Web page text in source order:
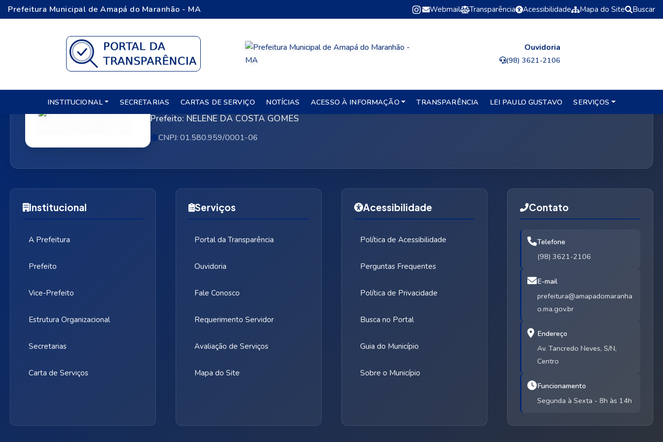
Prefeitura Municipal de Amapá do Maranhão - MA Webmail Transparência Acessibilidade Mapa do Site Buscar
Ouvidoria
(98) 3621-2106
INSTITUCIONAL SECRETARIAS CARTAS DE SERVIÇO NOTÍCIAS ACESSO À INFORMAÇÃO TRANSPARÊNCIA LEI PAULO GUSTAVO SERVIÇOS
Prefeitura Municipal de Amapá do Maranhão - MA
Prefeito: NELENE DA COSTA GOMES
CNPJ: 01.580.959/0001-06
Institucional
A Prefeitura
Prefeito
Vice-Prefeito
Estrutura Organizacional
Secretarias
Carta de Serviços
Serviços
Portal da Transparência
Ouvidoria
Fale Conosco
Requerimento Servidor
Avaliação de Serviços
Mapa do Site
Acessibilidade
Política de Acessibilidade
Perguntas Frequentes
Política de Privacidade
Busca no Portal
Guia do Município
Sobre o Município
Contato
Telefone
(98) 3621-2106
E-mail
prefeitura@amapadomaranha
o.ma.gov.br
Endereço
Av. Tancredo Neves, S/N,
Centro
Funcionamento
Segunda à Sexta - 8h às 14h